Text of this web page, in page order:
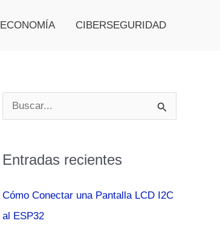
ECONOMÍA CIBERSEGURIDAD
u
c
Entradas recientes
Cómo Conectar una Pantalla LCD I2C
al ESP32